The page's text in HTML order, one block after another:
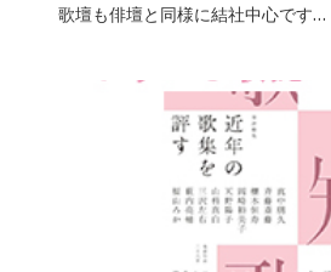
歌壇も俳壇と同様に結社中心です…